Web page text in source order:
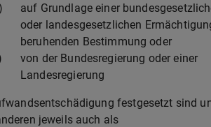
auf Grundlage einer
oder landesgesetzlichen
beruhenden Bestimmung oder
von der Bundesregierung oder einer
Landesregierung
festgesetzt sind
jeweils auch als